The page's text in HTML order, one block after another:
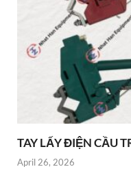
TAY LẤY ĐIỆN CẦU
April 26, 2026